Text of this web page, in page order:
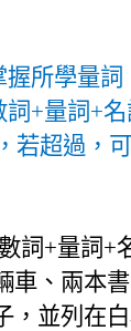
握所學量
+量詞 +
， 若超過 ，
詞 +量詞 +
車 、 兩本書
， 並列在